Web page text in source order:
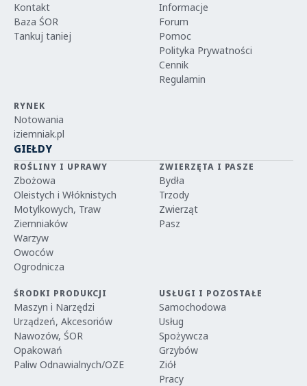
Kontakt
Baza ŚOR
Tankuj taniej
Informacje
Forum
Pomoc
Polityka Prywatności
Cennik
Regulamin
RYNEK
Notowania
iziemniak.pl
GIEŁDY
ROŚLINY I UPRAWY
Zbożowa
Oleistych i Włóknistych
Motylkowych, Traw
Ziemniaków
Warzyw
Owoców
Ogrodnicza
ZWIERZĘTA I PASZE
Bydła
Trzody
Zwierząt
Pasz
ŚRODKI PRODUKCJI
Maszyn i Narzędzi
Urządzeń, Akcesoriów
Nawozów, ŚOR
Opakowań
Paliw Odnawialnych/OZE
USŁUGI I POZOSTAŁE
Samochodowa
Usług
Spożywcza
Grzybów
Ziół
Pracy